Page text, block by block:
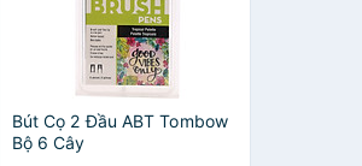
Bút Cọ 2 Đầu ABT Tombow
Bộ 6 Cây